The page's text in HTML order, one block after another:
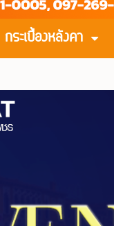
กระเบื้องหลังคา